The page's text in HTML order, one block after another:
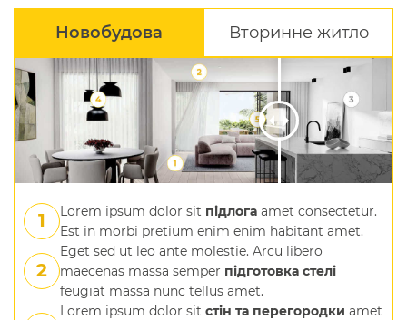
Новобудова Вторинне житло
Lorem ipsum dolor sit підлога amet consectetur.
Est in morbi pretium enim enim habitant amet.
Eget sed ut leo ante molestie. Arcu libero
maecenas massa semper підготовка стелі
feugiat massa nunc tellus amet.
Lorem ipsum dolor sit стін та перегородки amet